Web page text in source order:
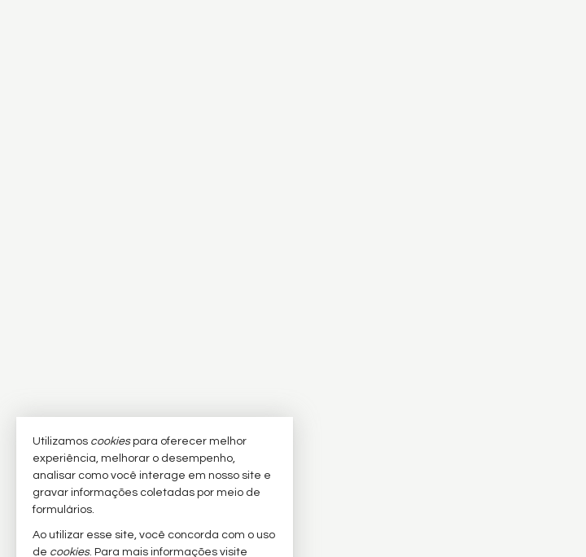
Utilizamos cookiespara oferecer melhor
experiência, melhorar o desempenho,
analisar como você interage em nosso site e
gravar informações coletadas por meio de
formulários.
Ao utilizar esse site, você concorda com o uso
de cookies. Para mais informações visite